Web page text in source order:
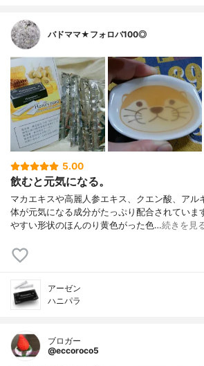
バドママ★フォロバ100◎
5.00
飲むと元気になる。
マカエキスや高麗人参エキス、クエン酸、アル
体が元気になる成分がたっぷり配合されていま
やすい形状のほんのり黄色がった色…続きを見
アーゼン
ハニパラ
ブロガー
@eccoroco5